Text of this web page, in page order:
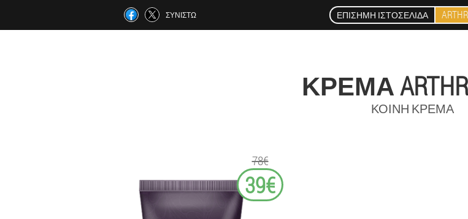
ΣΥΝΙΣΤΏ ΕΠΊΣΗΜΗ ΙΣΤΟΣΕΛΊΔΑ
ΚΡΈΜΑ
ΚΟΙΝΉ ΚΡΈΜΑ
78€
39€